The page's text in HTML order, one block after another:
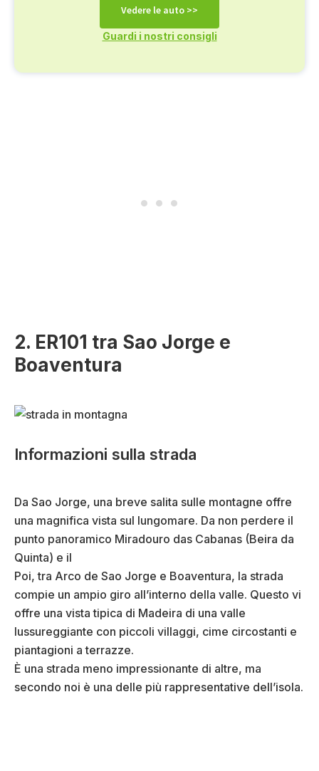
Vedere le auto >>
Guardi i nostri consigli
2. ER101 tra Sao Jorge e
Boaventura
Informazioni sulla strada
Da Sao Jorge, una breve salita sulle montagne offre
una magnifica vista sul lungomare. Da non perdere il
punto panoramico Miradouro das Cabanas (Beira da
Quinta) e il
Poi, tra Arco de Sao Jorge e Boaventura, la strada
compie un ampio giro all’interno della valle. Questo vi
offre una vista tipica di Madeira di una valle
lussureggiante con piccoli villaggi, cime circostanti e
piantagioni a terrazze.
È una strada meno impressionante di altre, ma
secondo noi è una delle più rappresentative dell’isola.